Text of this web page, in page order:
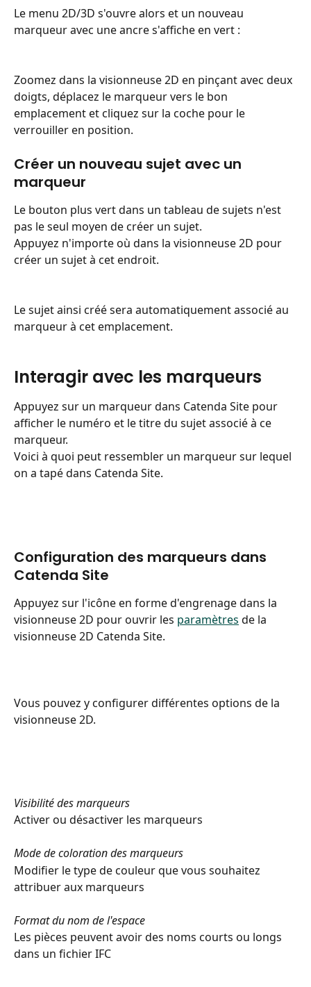
Le menu 2D/3D s'ouvre alors et un nouveau
marqueur avec une ancre s'affiche en vert :
Zoomez dans la visionneuse 2D en pinçant avec deux
doigts, déplacez le marqueur vers le bon
emplacement et cliquez sur la coche pour le
verrouiller en position.
Créer un nouveau sujet avec un
marqueur
Le bouton plus vert dans un tableau de sujets n'est
pas le seul moyen de créer un sujet.
Appuyez n'importe où dans la visionneuse 2D pour
créer un sujet à cet endroit.
Le sujet ainsi créé sera automatiquement associé au
marqueur à cet emplacement.
Interagir avec les marqueurs
Appuyez sur un marqueur dans Catenda Site pour
afficher le numéro et le titre du sujet associé à ce
marqueur.
Voici à quoi peut ressembler un marqueur sur lequel
on a tapé dans Catenda Site.
Configuration des marqueurs dans
Catenda Site
Appuyez sur l'icône en forme d'engrenage dans la
visionneuse 2D pour ouvrir les paramètres de la
visionneuse 2D Catenda Site.
Vous pouvez y configurer différentes options de la
visionneuse 2D.
Visibilité des marqueurs
Activer ou désactiver les marqueurs
Mode de coloration des marqueurs
Modifier le type de couleur que vous souhaitez
attribuer aux marqueurs
Format du nom de l'espace
Les pièces peuvent avoir des noms courts ou longs
dans un fichier IFC